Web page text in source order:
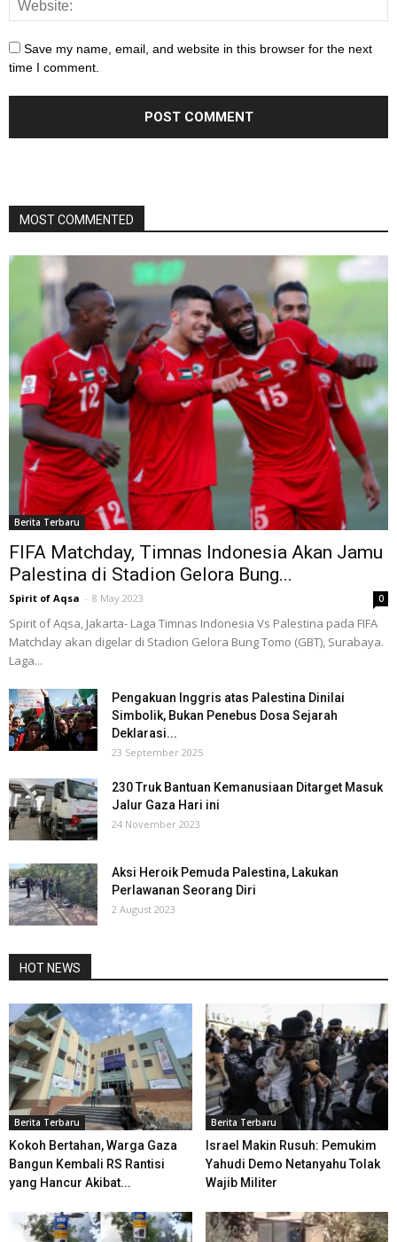
Save my name, email, and website in this browser for the next
time I comment.
MOST COMMENTED
Berita Terbaru
FIFA Matchday, Timnas Indonesia Akan Jamu
Palestina di Stadion Gelora Bung...
Spirit of Aqsa - 8 May 2023 0
Spirit of Aqsa, Jakarta- Laga Timnas Indonesia Vs Palestina pada FIFA
Matchday akan digelar di Stadion Gelora Bung Tomo (GBT), Surabaya.
Laga...
Pengakuan Inggris atas Palestina Dinilai
Simbolik, Bukan Penebus Dosa Sejarah
Deklarasi...
23 September 2025
230 Truk Bantuan Kemanusiaan Ditarget Masuk
Jalur Gaza Hari ini
24 November 2023
Aksi Heroik Pemuda Palestina, Lakukan
Perlawanan Seorang Diri
2 August 2023
HOT NEWS
Berita Terbaru
Kokoh Bertahan, Warga Gaza
Bangun Kembali RS Rantisi
yang Hancur Akibat...
Berita Terbaru
Israel Makin Rusuh: Pemukim
Yahudi Demo Netanyahu Tolak
Wajib Militer